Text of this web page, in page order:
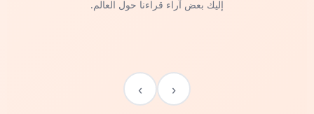
إليك بعض آراء قراءنا حول العالم.
‹
›